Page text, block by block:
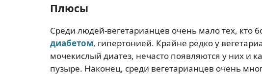
Плюсы
Среди людей-вегетарианцев очень мало тех, кто
диабетом, гипертонией. Крайне редко у
мочекислый диатез, нечасто появляются у них и
пузыре. Наконец, среди вегетарианцев очень